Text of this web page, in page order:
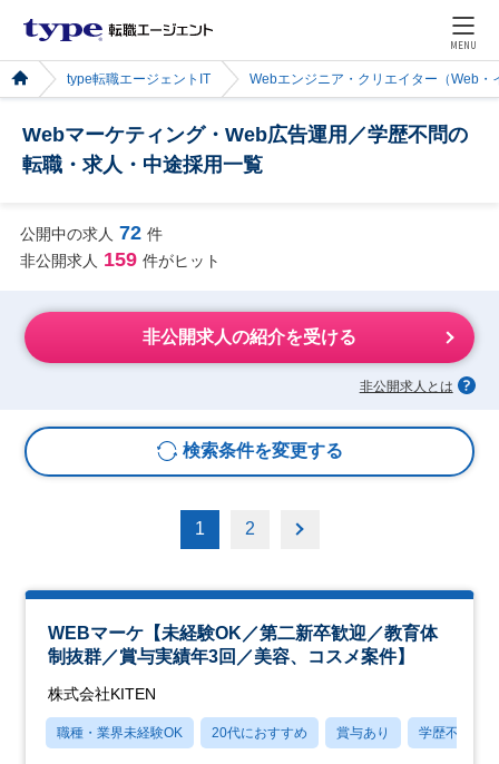
MENU
type転職エージェントIT Webエンジニア・クリエイター（Web・
Webマーケティング・Web広告運用／学歴不問の
転職・求人・中途採用一覧
公開中の求人 72 件
非公開求人 159 件がヒット
非公開求人の紹介を受ける
非公開求人とは
検索条件を変更する
1 2
WEBマーケ【未経験OK／第二新卒歓迎／教育体
制抜群／賞与実績年3回／美容、コスメ案件】
株式会社KITEN
職種・業界未経験OK 20代におすすめ 賞与あり 学歴不問